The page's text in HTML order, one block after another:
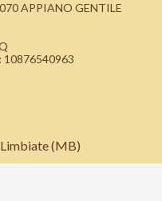
APPIANO GENTILE
10876540963
(MB)